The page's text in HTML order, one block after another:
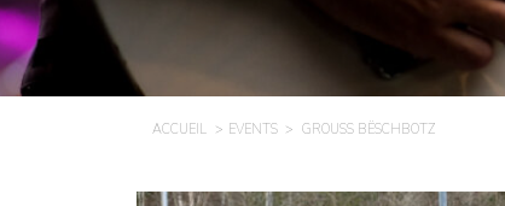
ACCUEIL EVENTS GROUSS BËSCHBOTZ